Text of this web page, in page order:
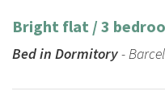
Bright flat / 3
Bed in Dormitory-